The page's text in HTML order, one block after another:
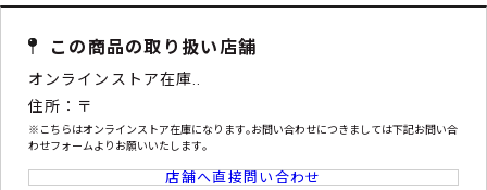
この商品の取り扱い店舗
オンラインストア在庫..
住所：〒
※こちらはオンラインストア在庫になります｡お問い合わせにつきましては下記お問い合
わせフォームよりお願いいたします｡
店舗へ直接問い合わせ